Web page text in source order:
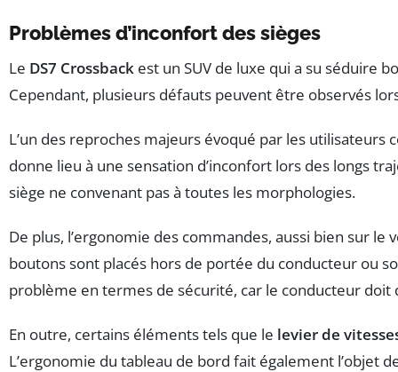
Problèmes d’inconfort des sièges
Le DS7 Crossback est un SUV de luxe qui a su séduire
Cependant, plusieurs défauts peuvent être observés
L’un des reproches majeurs évoqué par les utilisateurs
donne lieu à une sensation d’inconfort lors des longs
siège ne convenant pas à toutes les morphologies.
De plus, l’ergonomie des commandes, aussi bien sur
boutons sont placés hors de portée du conducteur ou
problème en termes de sécurité, car le conducteur
En outre, certains éléments tels que le levier de
L’ergonomie du tableau de bord fait également l’objet